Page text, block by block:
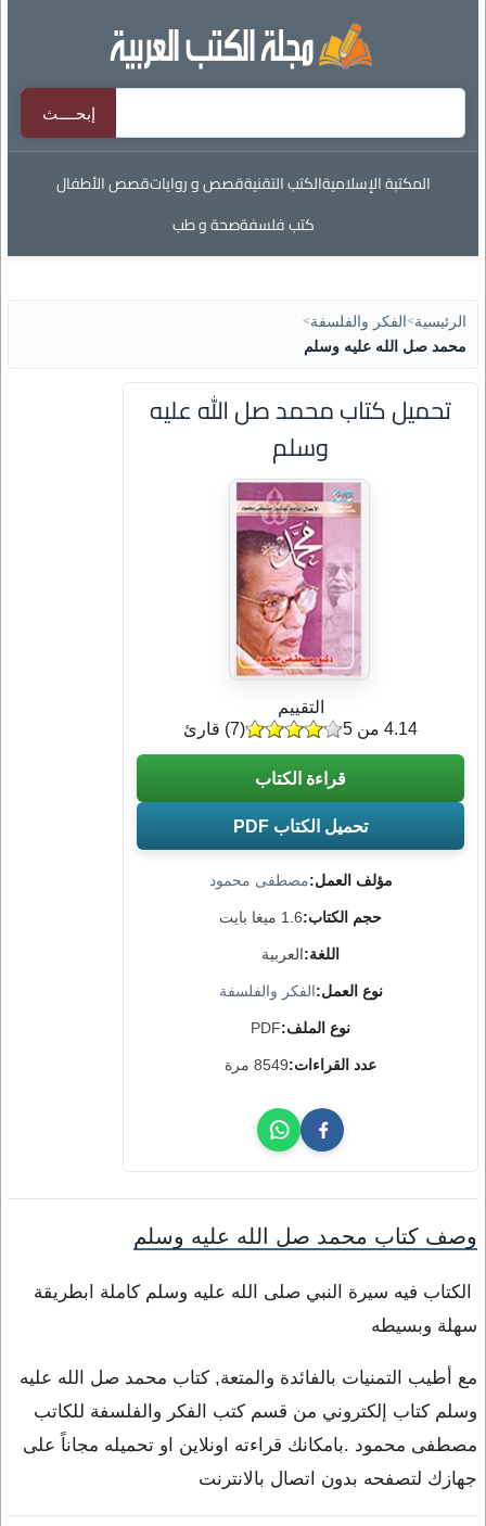
المكتبة الإسلاميةالكتب التقنيةقصص و رواياتقصص الأطفال
كتب فلسفةصحة و طب
الرئيسية> الفكر والفلسفة>
محمد صل الله عليه وسلم
تحميل كتاب محمد صل الله عليه
وسلم
مؤلف العمل:مصطفى محمود
حجم الكتاب:1.6 ميغا بايت
اللغة:العربية
نوع العمل:الفكر والفلسفة
نوع الملف:PDF
عدد القراءات:8549 مرة
التقييم
(
7) قارئ 4.14 من 5
قراءة الكتاب
تحميل الكتاب PDF
وصف كتاب محمد صل الله عليه وسلم
الكتاب فيه سيرة النبي صلى الله عليه وسلم كاملة ابطريقة
سهلة وبسيطه
مع أطيب التمنيات بالفائدة والمتعة, كتاب محمد صل الله عليه
وسلم كتاب إلكتروني من قسم كتب الفكر والفلسفة للكاتب
مصطفى محمود .بامكانك قراءته اونلاين او تحميله مجاناً على
جهازك لتصفحه بدون اتصال بالانترنت